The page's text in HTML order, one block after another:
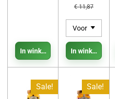
In winkelwagen
€ 11,87
In winkelwagen
Sale! Sale!